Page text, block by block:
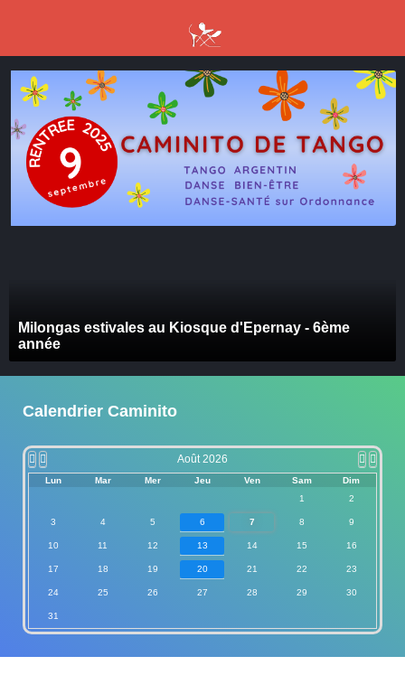
Milongas estivales au Kiosque d'Epernay - 6ème
année
Calendrier Caminito
Août 2026
Lun Mar Mer Jeu Ven Sam
Dim
1
2
3 4 5 6 7 8 9
10 11 12 13 14 15 16
17 18 19 20 21 22 23
24 25 26 27 28 29 30
31